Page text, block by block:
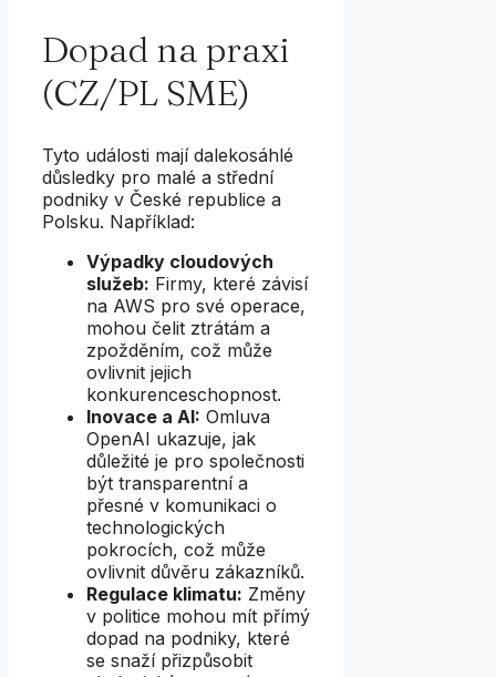
Dopad na praxi
(CZ/PL SME)
Tyto události mají dalekosáhlé
důsledky pro malé a střední
podniky v České republice a
Polsku. Například:
Výpadky cloudových
služeb: Firmy, které závisí
na AWS pro své operace,
mohou čelit ztrátám a
zpožděním, což může
ovlivnit jejich
konkurenceschopnost.
Inovace a AI: Omluva
OpenAI ukazuje, jak
důležité je pro společnosti
být transparentní a
přesné v komunikaci o
technologických
pokrocích, což může
ovlivnit důvěru zákazníků.
Regulace klimatu: Změny
v politice mohou mít přímý
dopad na podniky, které
se snaží přizpůsobit